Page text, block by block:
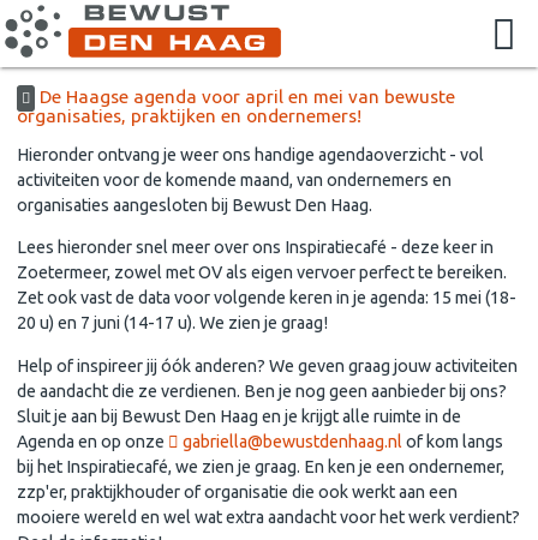
De Haagse agenda voor april en mei van bewuste
organisaties, praktijken en ondernemers!
Hieronder ontvang je weer ons handige agendaoverzicht - vol
activiteiten voor de komende maand, van ondernemers en
organisaties aangesloten bij Bewust Den Haag.
Lees hieronder snel meer over ons Inspiratiecafé - deze keer in
Zoetermeer, zowel met OV als eigen vervoer perfect te bereiken.
Zet ook vast de data voor volgende keren in je agenda: 15 mei (18-
20 u) en 7 juni (14-17 u). We zien je graag!
Help of inspireer jij óók anderen? We geven graag jouw activiteiten
de aandacht die ze verdienen. Ben je nog geen aanbieder bij ons?
Sluit je aan bij Bewust Den Haag en je krijgt alle ruimte in de
Agenda en op onze
gabriella@bewustdenhaag.nl of kom langs
bij het Inspiratiecafé, we zien je graag. En ken je een ondernemer,
zzp'er, praktijkhouder of organisatie die ook werkt aan een
mooiere wereld en wel wat extra aandacht voor het werk verdient?